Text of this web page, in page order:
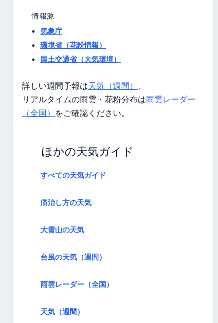
情報源
気象庁
環境省（花粉情報）
国土交通省（大気環境）
詳しい週間予報は天気（週間） 、
リアルタイムの雨雲・花粉分布は雨雲レーダー
（全国） をご確認ください。
ほかの天気ガイド
すべての天気ガイド
痛治し方の天気
大雪山の天気
台風の天気（週間）
雨雲レーダー（全国）
天気（週間）